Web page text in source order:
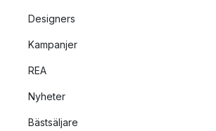
Designers
Kampanjer
REA
Nyheter
Bästsäljare